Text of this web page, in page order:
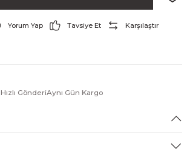
Yorum Yap Tavsiye Et Karşılaştır
Hızlı GönderiAynı Gün Kargo